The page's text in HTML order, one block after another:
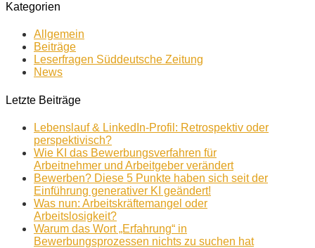
Kategorien
Allgemein
Beiträge
Leserfragen Süddeutsche Zeitung
News
Letzte Beiträge
Lebenslauf & LinkedIn-Profil: Retrospektiv oder
perspektivisch?
Wie KI das Bewerbungsverfahren für
Arbeitnehmer und Arbeitgeber verändert
Bewerben? Diese 5 Punkte haben sich seit der
Einführung generativer KI geändert!
Was nun: Arbeitskräftemangel oder
Arbeitslosigkeit?
Warum das Wort „Erfahrung“ in
Bewerbungsprozessen nichts zu suchen hat